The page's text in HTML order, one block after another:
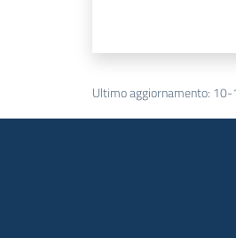
Ultimo aggiornamento: